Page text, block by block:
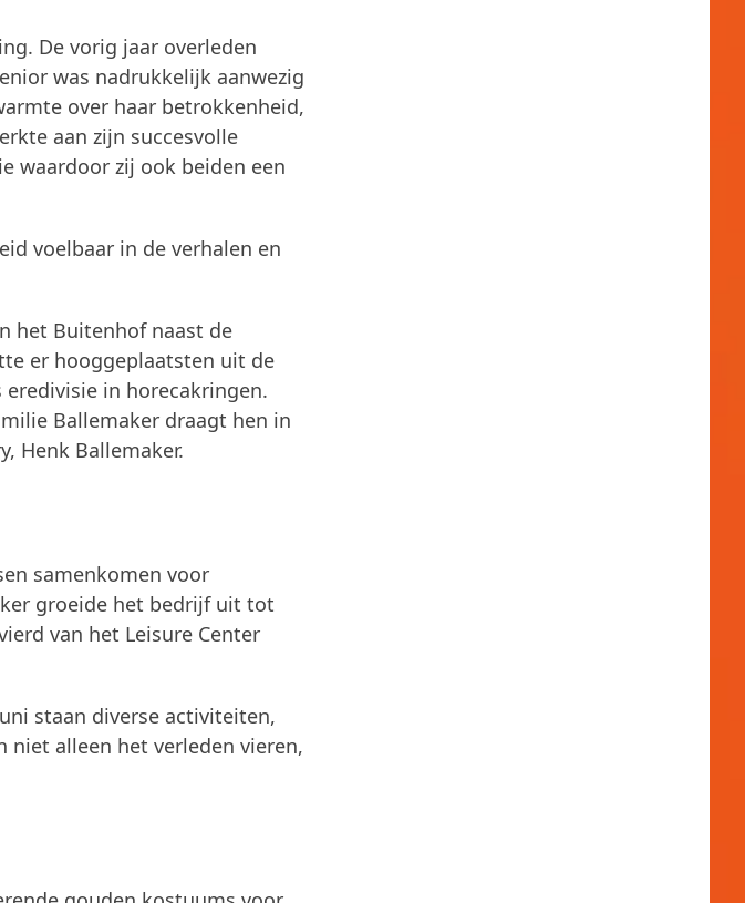
De vorig jaar overleden
was nadrukkelijk aanwezig
over haar betrokkenheid,
aan zijn succesvolle
waardoor zij ook beiden een
voelbaar in de verhalen en
het Buitenhof naast de
er hooggeplaatsten uit de
eredivisie in horecakringen.
Ballemaker draagt hen in
Henk Ballemaker.
samenkomen voor
groeide het bedrijf uit tot
van het Leisure Center
staan diverse activiteiten,
niet alleen het verleden vieren,